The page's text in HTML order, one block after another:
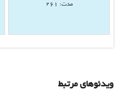
مدت: 261
ویدئوهای مرتبط